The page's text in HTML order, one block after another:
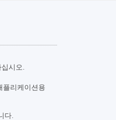
시오.
플리케이션용
다.